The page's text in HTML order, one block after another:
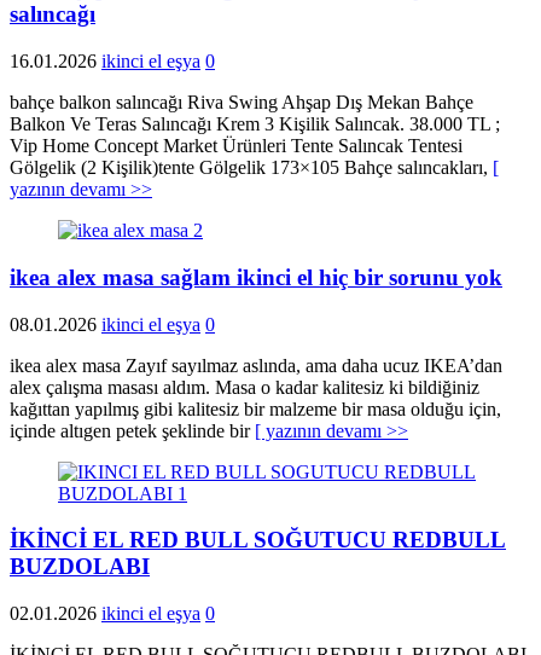
salıncağı
16.01.2026 ikinci el eşya 0
bahçe balkon salıncağı Riva Swing Ahşap Dış Mekan Bahçe
Balkon Ve Teras Salıncağı Krem 3 Kişilik Salıncak. 38.000 TL ;
Vip Home Concept Market Ürünleri Tente Salıncak Tentesi
Gölgelik (2 Kişilik)tente Gölgelik 173×105 Bahçe salıncakları, [
yazının devamı >>
ikea alex masa sağlam ikinci el hiç bir sorunu yok
08.01.2026 ikinci el eşya 0
ikea alex masa Zayıf sayılmaz aslında, ama daha ucuz IKEA’dan
alex çalışma masası aldım. Masa o kadar kalitesiz ki bildiğiniz
kağıttan yapılmış gibi kalitesiz bir malzeme bir masa olduğu için,
içinde altıgen petek şeklinde bir [ yazının devamı >>
İKİNCİ EL RED BULL SOĞUTUCU REDBULL
BUZDOLABI
02.01.2026 ikinci el eşya 0